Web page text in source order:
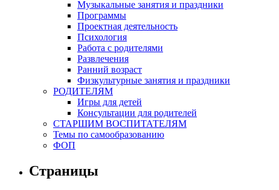
Музыкальные занятия и праздники
Программы
Проектная деятельность
Психология
Работа с родителями
Развлечения
Ранний возраст
Физкультурные занятия и праздники
РОДИТЕЛЯМ
Игры для детей
Консультации для родителей
СТАРШИМ ВОСПИТАТЕЛЯМ
Темы по самообразованию
ФОП
Страницы